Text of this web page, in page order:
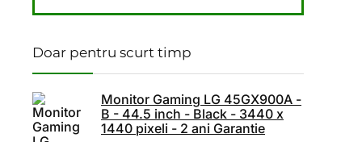
Doar pentru scurt timp
Monitor Gaming LG 45GX900A -
B - 44.5 inch - Black - 3440 x
1440 pixeli - 2 ani Garantie